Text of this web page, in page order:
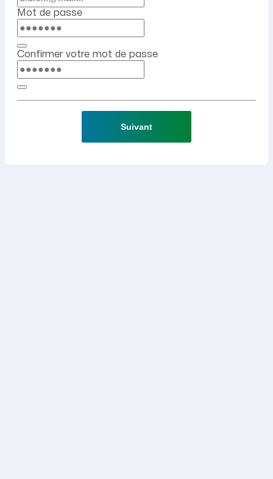
Mot de passe
Confirmer votre mot de passe
Suivant